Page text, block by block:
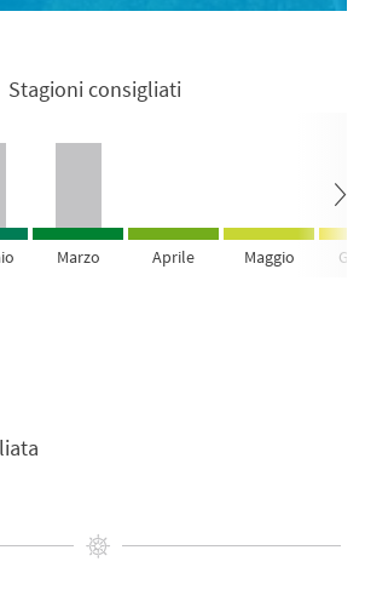
Stagioni consigliati
Marzo Aprile Maggio